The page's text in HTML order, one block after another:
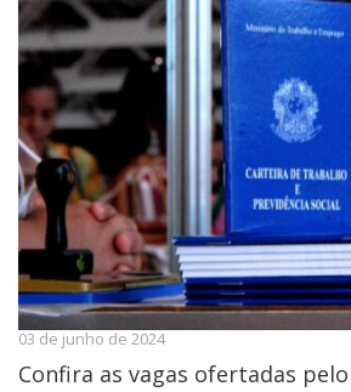
03 de junho de 2024
Confira as vagas ofertadas